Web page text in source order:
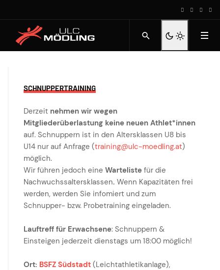
SCHNUPPERTRAINING
Derzeit nehmen wir wegen
Mitgliederüberlastung keine neuen Athlet*innen
auf. Schnuppern ist in den Altersklassen U8 bis
U14 nur auf Anfrage (training@ulc-moedling.at)
möglich.
Wir führen jedoch eine Warteliste für die
Nachwuchssaltersklassen. Wenn Kapazitäten frei
werden, werden Sie infomiert und zum
Schnupper- bzw. Probetraining eingeladen.
Lauftreff für Erwachsene: Schnuppern &
Einsteigen jederzeit dienstags um 18:00 möglich!
Ort: BSFZ Südstadt (Leichtathletikanlage),